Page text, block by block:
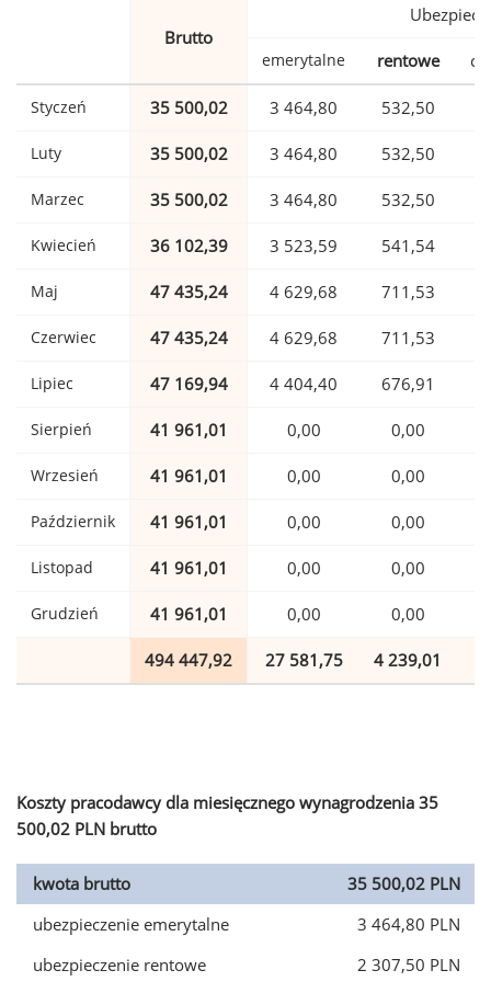
Brutto
emerytalne rentowe
Styczeń 35 500,02 3 464,80 532,50
Luty 35 500,02 3 464,80 532,50
Marzec 35 500,02 3 464,80 532,50
Kwiecień 36 102,39 3 523,59 541,54
Maj 47 435,24 4 629,68 711,53
Czerwiec 47 435,24 4 629,68 711,53
Lipiec 47 169,94 4 404,40 676,91
Sierpień 41 961,01 0,00 0,00
Wrzesień 41 961,01 0,00 0,00
Październik 41 961,01 0,00 0,00
Listopad 41 961,01 0,00 0,00
Grudzień 41 961,01 0,00 0,00
494 447,92 27 581,75 4 239,01
Koszty pracodawcy dla miesięcznego wynagrodzenia 35
500,02 PLN brutto
kwota brutto
35 500,02 PLN
ubezpieczenie emerytalne
3 464,80 PLN
ubezpieczenie rentowe
2 307,50 PLN